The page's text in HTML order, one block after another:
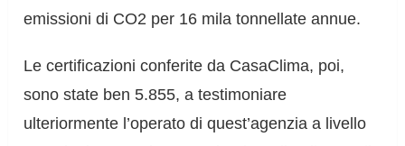
emissioni di CO2 per 16 mila tonnellate annue.
Le certificazioni conferite da CasaClima, poi,
sono state ben 5.855, a testimoniare
ulteriormente l’operato di quest’agenzia a livello